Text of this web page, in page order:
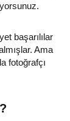
başarılılar
Ama
fotoğrafçı